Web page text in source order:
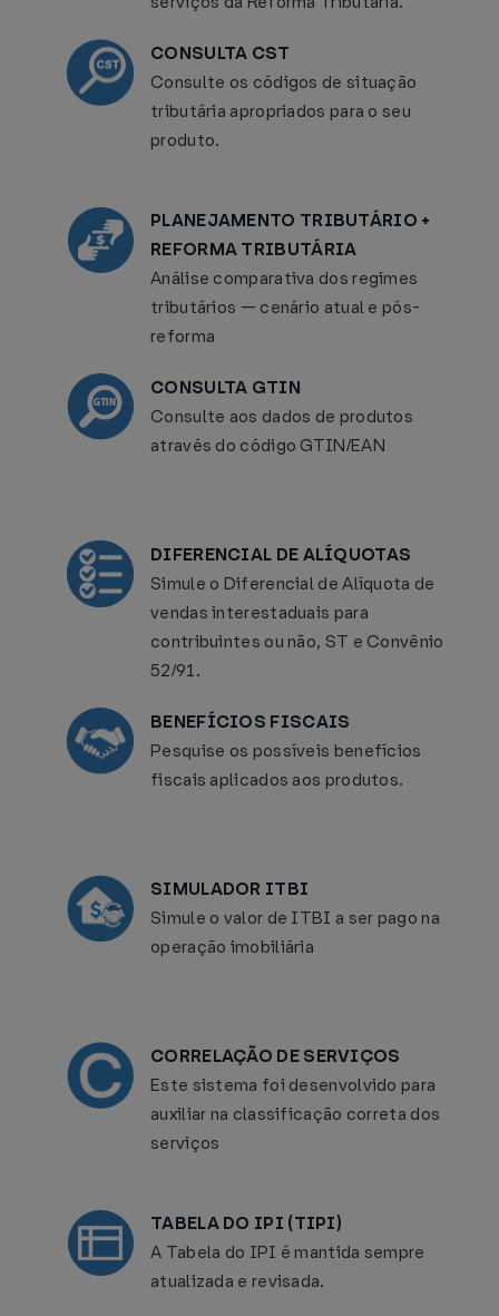
CONSULTA CST
Consulte os códigos de situação
tributária apropriados para o seu
produto.
PLANEJAMENTO TRIBUTÁRIO +
REFORMA TRIBUTÁRIA
Análise comparativa dos regimes
tributários — cenário atual e pós-
reforma
CONSULTA GTIN
Consulte aos dados de produtos
através do código GTIN/EAN
DIFERENCIAL DE ALÍQUOTAS
Simule o Diferencial de Alíquota de
vendas interestaduais para
contribuintes ou não, ST e Convênio
52/91.
BENEFÍCIOS FISCAIS
Pesquise os possíveis benefícios
fiscais aplicados aos produtos.
SIMULADOR ITBI
Simule o valor de ITBI a ser pago na
operação imobiliária
CORRELAÇÃO DE SERVIÇOS
Este sistema foi desenvolvido para
auxiliar na classificação correta dos
serviços
TABELA DO IPI (TIPI)
A Tabela do IPI é mantida sempre
atualizada e revisada.